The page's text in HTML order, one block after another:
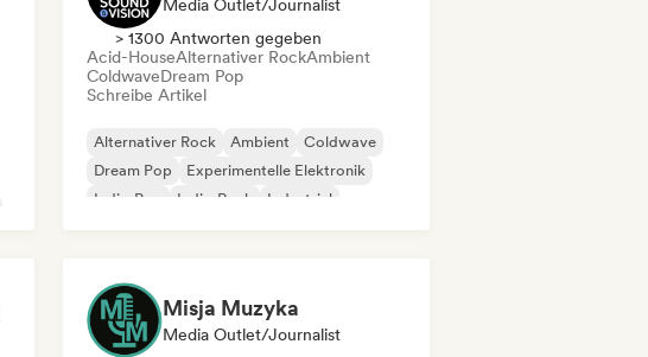
Media Outlet/Journalist
> 1300 Antworten gegeben
Acid-HouseAlternativer RockAmbient
ColdwaveDream Pop
Schreibe Artikel
Alternativer Rock Ambient
Coldwave
Dream Pop
Experimentelle Elektronik
Indie-Pop
Indie-Rock Industrial
Misja Muzyka
Media Outlet/Journalist